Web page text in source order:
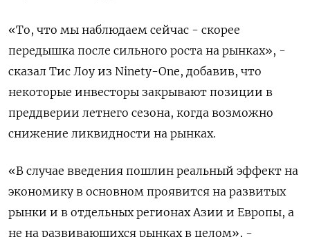
«То, что мы наблюдаем сейчас - скорее
передышка после сильного роста на рынках», -
сказал Тис Лоу из Ninety-One, добавив, что
некоторые инвесторы закрывают позиции в
преддверии летнего сезона, когда возможно
снижение ликвидности на рынках.
«В случае введения пошлин реальный эффект на
экономику в основном проявится на развитых
рынки и в отдельных регионах Азии и Европы, а
не на развивающихся рынках в целом», -